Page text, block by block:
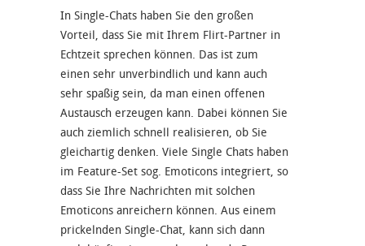
In Single-Chats haben Sie den großen
Vorteil, dass Sie mit Ihrem Flirt-Partner in
Echtzeit sprechen können. Das ist zum
einen sehr unverbindlich und kann auch
sehr spaßig sein, da man einen offenen
Austausch erzeugen kann. Dabei können Sie
auch ziemlich schnell realisieren, ob Sie
gleichartig denken. Viele Single Chats haben
im Feature-Set sog. Emoticons integriert, so
dass Sie Ihre Nachrichten mit solchen
Emoticons anreichern können. Aus einem
prickelnden Single-Chat, kann sich dann